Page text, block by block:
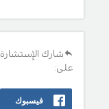
شارك
على:
فيسبوك